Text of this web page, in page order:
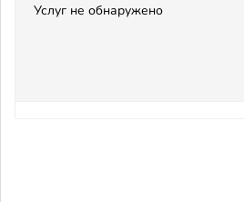
Услуг не обнаружено